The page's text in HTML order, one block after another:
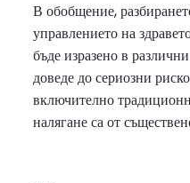
В обобщение,
управлението на
бъде изразено в
доведе до сериозни
включително
налягане са от